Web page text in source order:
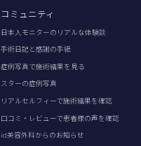
コミュニティ
日本人モニターのリアルな体験談
手術日記と感謝の手紙
症例写真で施術結果を見る
スターの症例写真
リアルセルフィーで施術結果を確認
口コミ・レビューで患者様の声を確認
id美容外科からのお知らせ